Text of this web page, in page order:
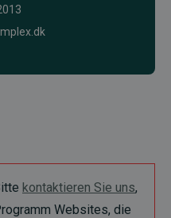
kontaktieren Sie uns,
Websites, die